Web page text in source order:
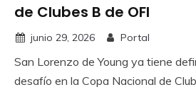
de Clubes B de OFI
junio 29, 2026 Portal
San Lorenzo de Young ya tiene
desafío en la Copa Nacional de